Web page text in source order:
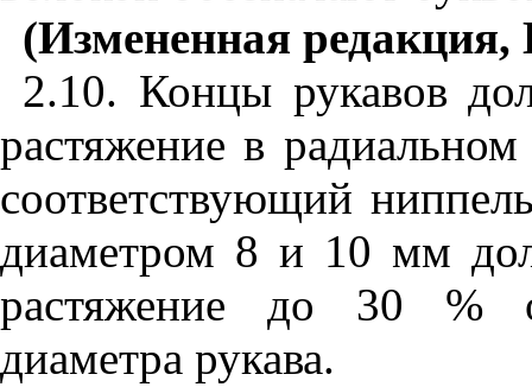
(Измененная
2.10. Концы рукавов
растяжение в
соответствующий
диаметром 8 и 10 мм
растяжение до 30 %
диаметра рукава.